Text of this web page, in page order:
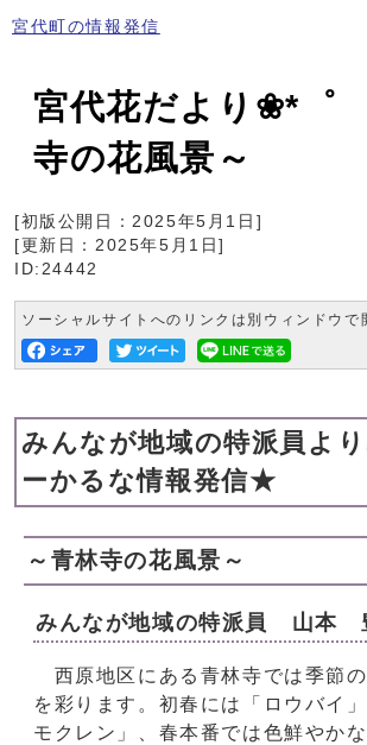
宮代町の情報発信
宮代花だより❀*゜
寺の花風景～
[初版公開日：2025年5月1日 ]
[更新日： 2025年5月1日]
ID:24442
ソーシャルサイトへのリンクは別ウィンドウで
みんなが地域の特派員よ
ーかるな情報発信★
～青林寺の花風景～
みんなが地域の特派員 山本
西原地区にある青林寺では季節
を彩ります。初春には「ロウバイ
モクレン」、春本番では色鮮やか